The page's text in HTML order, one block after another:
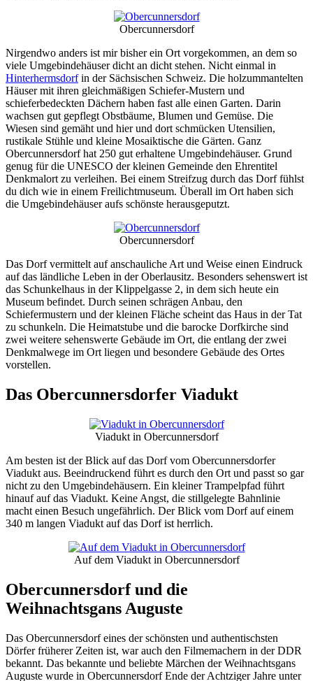
Obercunnersdorf
Nirgendwo anders ist mir bisher ein Ort vorgekommen, an dem so
viele Umgebindehäuser dicht an dicht stehen. Nicht einmal in
Hinterhermsdorfin der Sächsischen Schweiz. Die holzummantelten
Häuser mit ihren gleichmäßigen Schiefer-Mustern und
schieferbedeckten Dächern haben fast alle einen Garten. Darin
wachsen gut gepflegt Obstbäume, Blumen und Gemüse. Die
Wiesen sind gemäht und hier und dort schmücken Utensilien,
rustikale Stühle und kleine Mosaiktische die Gärten. Ganz
Obercunnersdorf hat 250 gut erhaltene Umgebindehäuser. Grund
genug für die UNESCO der kleinen Gemeinde den Ehrentitel
Denkmalort zu verleihen. Bei einem Streifzug durch das Dorf fühlst
du dich wie in einem Freilichtmuseum. Überall im Ort haben sich
die Umgebindehäuser aufs schönste herausgeputzt.
Obercunnersdorf
Das Dorf vermittelt auf anschauliche Art und Weise einen Eindruck
auf das ländliche Leben in der Oberlausitz. Besonders sehenswert ist
das Schunkelhaus in der Klippelgasse 2, in dem sich heute ein
Museum befindet. Durch seinen schrägen Anbau, den
Schiefermustern und der kleinen Fläche scheint das Haus in der Tat
zu schunkeln. Die Heimatstube und die barocke Dorfkirche sind
zwei weitere sehenswerte Gebäude im Ort, die entlang der zwei
Denkmalwege im Ort liegen und besondere Gebäude des Ortes
vorstellen.
Das Obercunnersdorfer Viadukt
Viadukt in Obercunnersdorf
Am besten ist der Blick auf das Dorf vom Obercunnersdorfer
Viadukt aus. Beeindruckend führt es durch den Ort und passt so gar
nicht zu den Umgebindehäusern. Ein kleiner Trampelpfad führt
hinauf auf das Viadukt. Keine Angst, die stillgelegte Bahnlinie
macht einen Besuch ungefährlich. Der Blick vom Dorf auf einem
340 m langen Viadukt auf das Dorf ist herrlich.
Auf dem Viadukt in Obercunnersdorf
Obercunnersdorf und die
Weihnachtsgans Auguste
Das Obercunnersdorf eines der schönsten und authentischsten
Dörfer früherer Zeiten ist, war auch den Filmemachern in der DDR
bekannt. Das bekannte und beliebte Märchen der Weihnachtsgans
Auguste wurde in Obercunnersdorf Ende der Achtziger Jahre unter